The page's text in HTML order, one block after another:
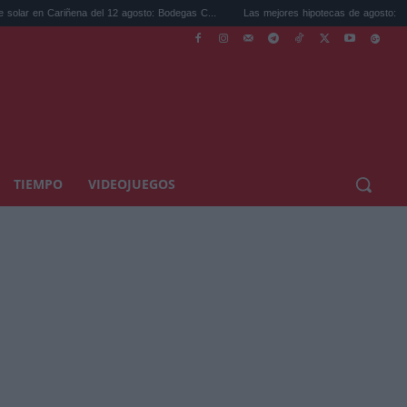
del 12 agosto: Bodegas C... Las mejores hipotecas de agosto: el TAE más
TIEMPO VIDEOJUEGOS